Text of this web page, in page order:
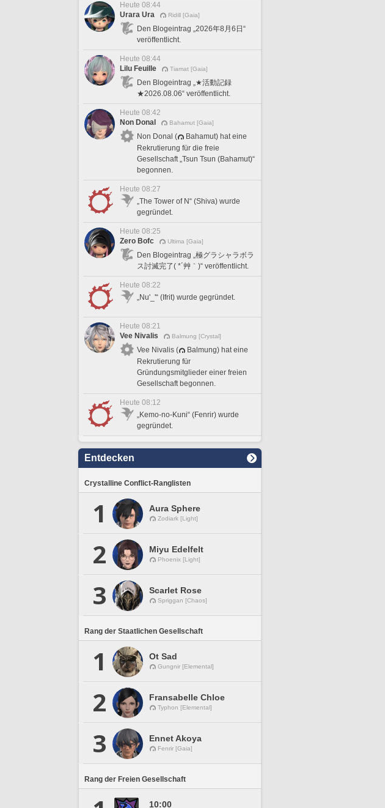
Heute 08:44
Urara Ura
Ridill [Gaia]
Den Blogeintrag „2026年8月6日“
veröffentlicht.
Heute 08:44
Lilu Feuille
Tiamat [Gaia]
Den Blogeintrag „★活動記録
★2026.08.06“ veröffentlicht.
Heute 08:42
Non Donal
Bahamut [Gaia]
Non Donal (
Bahamut) hat eine
Rekrutierung für die freie
Gesellschaft „Tsun Tsun (Bahamut)“
begonnen.
Heute 08:27
„The Tower of N“ (Shiva) wurde
gegründet.
Heute 08:25
Zero Bofc
Ultima [Gaia]
Den Blogeintrag „極グラシャラボラ
ス討滅完了( *´艸｀)“ veröffentlicht.
Heute 08:22
„Nu'_'“ (Ifrit) wurde gegründet.
Heute 08:21
Vee Nivalis
Balmung [Crystal]
Vee Nivalis (
Balmung) hat eine
Rekrutierung für
Gründungsmitglieder einer freien
Gesellschaft begonnen.
Heute 08:12
„Kemo-no-Kuni“ (Fenrir) wurde
gegründet.
Entdecken
Crystalline Conflict-Ranglisten
1 Aura Sphere
Zodiark [Light]
2 Miyu Edelfelt
Phoenix [Light]
3 Scarlet Rose
Spriggan [Chaos]
Rang der Staatlichen Gesellschaft
1 Ot Sad
Gungnir [Elemental]
2 Fransabelle Chloe
Typhon [Elemental]
3 Ennet Akoya
Fenrir [Gaia]
Rang der Freien Gesellschaft
10:00